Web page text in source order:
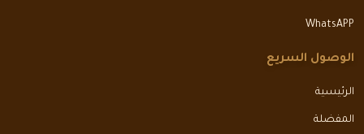
WhatsAPP
الوصول السريع
الرئيسية
المفضلة